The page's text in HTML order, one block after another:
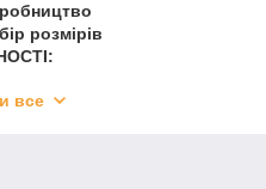
розмірів
Термобілизна
все